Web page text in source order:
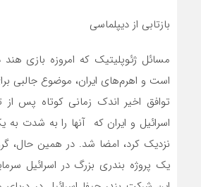
بازتابی از دیپلماسی
مسائل ژئوپلیتیک که امروزه بازی هند
است و اهرم‌های ایران، موضوع جالبی
توافق اخیر اندک زمانی کوتاه پس
اسرائیل و ایران که آنها را به شدت به
نزدیک کرد، امضا شد. در همین حال،
یک پروژه بندری بزرگ در اسرائیل